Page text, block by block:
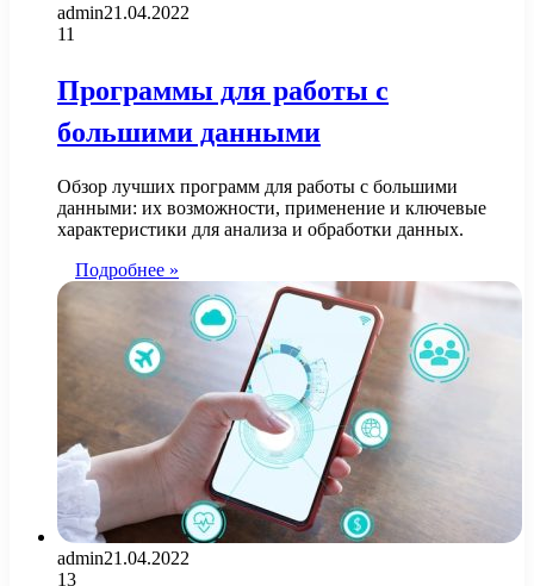
admin21.04.2022
11
Программы для работы с
большими данными
Обзор лучших программ для работы с большими
данными: их возможности, применение и ключевые
характеристики для анализа и обработки данных.
Подробнее »
admin21.04.2022
13